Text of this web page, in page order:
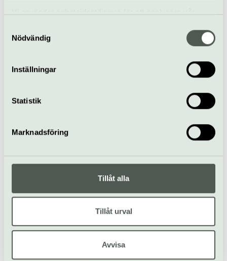
samt tillhandahålla funktioner för sociala medier. Vi
vidarebefordrar även sådana identifierare och annan
information från din enhet till de sociala medier och
annons- och analysföretag som vi samarbetar med.
information som du har tillhandahållit eller som de har
Nödvändig
Inställningar
Statistik
Marknadsföring
Tillåt alla
Tillåt urval
Avvisa
Ekonomiska museet
Gumaelius
4 november